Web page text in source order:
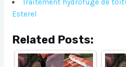
Traitement hydrofuge de
Esterel
Related Posts: